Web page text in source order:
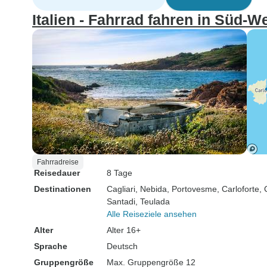
Italien - Fahrrad fahren in Süd-
Fahrradreise
Reisedauer
8 Tage
Destinationen
Cagliari , Nebida , Portovesme , Carloforte
Santadi , Teulada
Alle Reiseziele ansehen
Alter
Alter 16+
Sprache
Deutsch
Gruppengröße
Max. Gruppengröße 12